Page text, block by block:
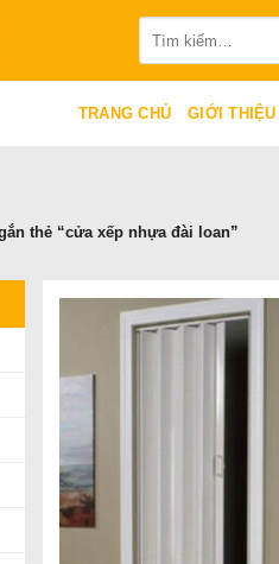
kiếm:
TRANG CHỦ GIỚI THIỆU
thẻ “cửa xếp nhựa đài loan”